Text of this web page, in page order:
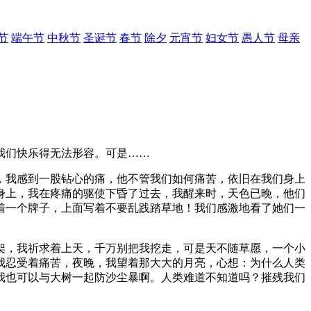
端午节 中秋节 圣诞节 春节 除夕 元宵节 妇女节 愚人节 母亲
们快乐得无法形容。可是……
感到一股钻心的痛，他不管我们如何痛苦，依旧在我们身上
，我在疼痛的驱使下昏了过去，我醒来时，天色已晚，他们
个牌子，上面写着不要乱践踏草地！我们感激地看了她们一
我祈求着上天，千万别把我挖走，可是天不随草愿，一个小
受着痛苦，夜晚，我望着那大大的月亮，心想：为什么人类
可以与大树一起防沙尘暴啊。人类难道不知道吗？摧残我们